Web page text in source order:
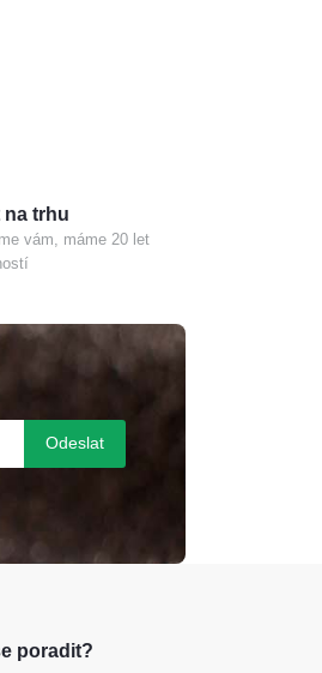
na trhu
vám, máme 20 let
Odeslat
poradit?